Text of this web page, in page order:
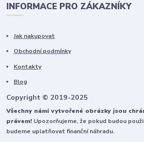
INFORMACE PRO ZÁKAZNÍKY
Jak nakupovat
Obchodní podmínky
Kontakty
Blog
Copyright © 2019-2025
Všechny námi vytvořené obrázky jsou
právem! Upozorňujeme, že pokud budou
budeme uplatňovat finanční náhradu.